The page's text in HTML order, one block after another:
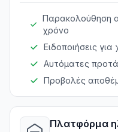
Παρακολούθηση
χρόνο
Ειδοποιήσεις
Αυτόματες
Προβολές
Πλατφόρμα